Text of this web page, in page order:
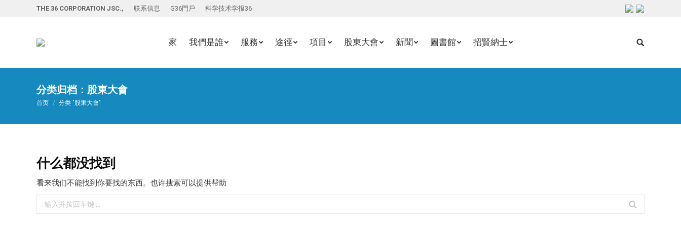
THE 36 CORPORATION JSC., 联系信息 G36門戶 科学技术学报36
家 我們是誰 服務 途徑 項目 股東大會 新聞 圖書館 招賢納士 Search:
分类归档： 股東大會
您在这里：
首页 分类 "股東大會"
什么都没找到
看来我们不能找到你要找的东西。也许搜索可以提供帮助
Search: